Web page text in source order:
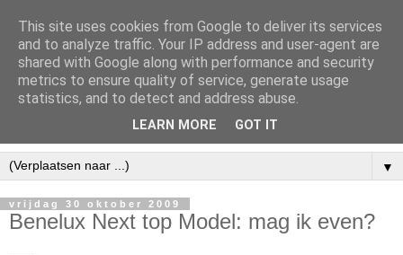
▼
vrijdag 30 oktober 2009
Benelux Next top Model: mag ik even?
This site uses cookies from Google to deliver its services
and to analyze traffic. Your IP address and user-agent are
shared with Google along with performance and security
metrics to ensure quality of service, generate usage
statistics, and to detect and address abuse.
LEARN MORE GOT IT